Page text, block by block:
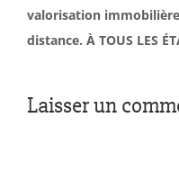
valorisation
distance. À TOUS LES
Laisser un